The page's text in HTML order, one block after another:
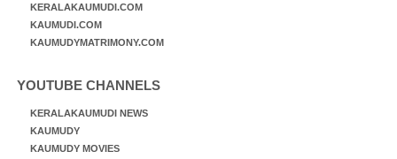
KERALAKAUMUDI.COM
KAUMUDI.COM
KAUMUDYMATRIMONY.COM
YOUTUBE CHANNELS
KERALAKAUMUDI NEWS
KAUMUDY
KAUMUDY MOVIES